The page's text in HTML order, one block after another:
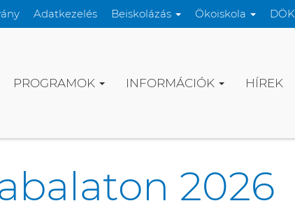
Adatkezelés Beiskolázás Ökoiskola DÖK
PROGRAMOK INFORMÁCIÓK HÍREK
2026